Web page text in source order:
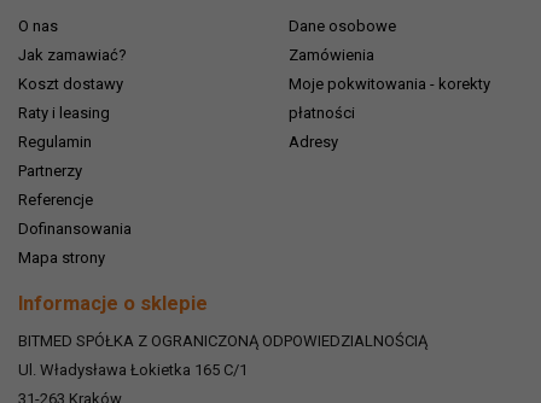
O nas
Jak zamawiać?
Koszt dostawy
Raty i leasing
Regulamin
Partnerzy
Referencje
Dofinansowania
Mapa strony
Dane osobowe
Zamówienia
Moje pokwitowania - korekty
płatności
Adresy
Informacje o sklepie
BITMED SPÓŁKA Z OGRANICZONĄ ODPOWIEDZIALNOŚCIĄ
Ul. Władysława Łokietka 165 C/1
31-263 Kraków